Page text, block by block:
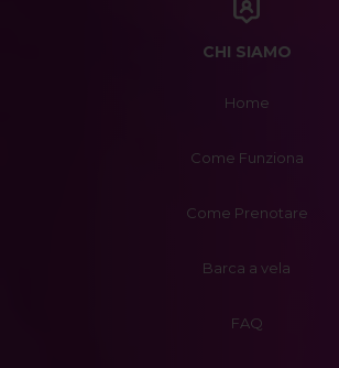
CHI SIAMO
Home
Come Funziona
Come Prenotare
Barca a vela
FAQ